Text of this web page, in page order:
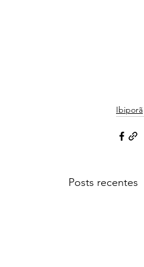
Ibiporã
Posts recentes